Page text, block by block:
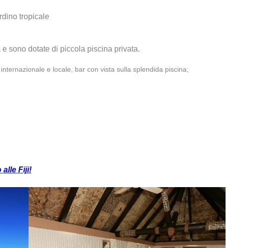
tropicale
sono dotate di piccola piscina privata.
e locale, bar con vista sulla splendida piscina;
alle Fiji!